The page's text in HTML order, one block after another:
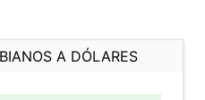
A DÓLARES